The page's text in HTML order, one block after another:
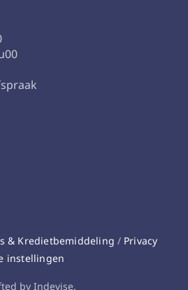
by Indevise.
& Kredietbemiddeling / Privacy
instellingen